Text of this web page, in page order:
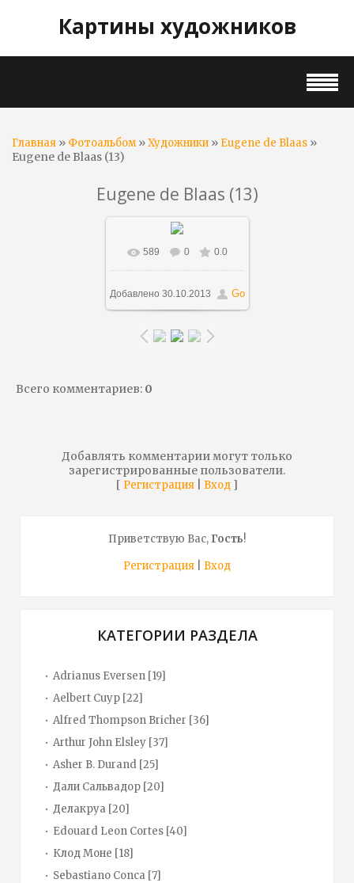
Картины художников
Главная » Фотоальбом»Художники » Eugene de Blaas »
Eugene de Blaas (13)
Eugene de Blaas (13)
В реальном размере
800x597 / 103.8Kb
589 0 0.0
Добавлено 30.10.2013 Go
Всего комментариев: 0
Добавлять комментарии могут только
зарегистрированные пользователи.
[ Регистрация Вход ]
Приветствую Вас,Гость!
Регистрация
Вход
КАТЕГОРИИ РАЗДЕЛА
Adrianus Eversen [19]
Aelbert Cuyp [22]
Alfred Thompson Bricher [36]
Arthur John Elsley [37]
Asher B. Durand [25]
Дали Сальвадор [20]
Делакруа [20]
Edouard Leon Cortes [40]
Клод Моне [18]
Sebastiano Conca [7]